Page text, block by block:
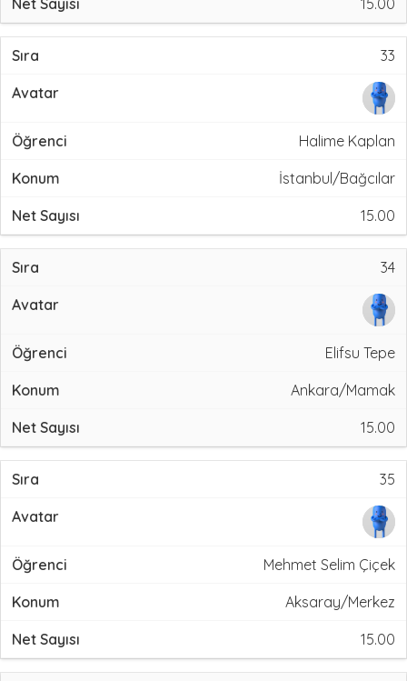
15.00
33
Halime Kaplan
İstanbul/Bağcılar
15.00
34
Elifsu Tepe
Ankara/Mamak
15.00
35
Mehmet Selim Çiçek
Aksaray/Merkez
15.00